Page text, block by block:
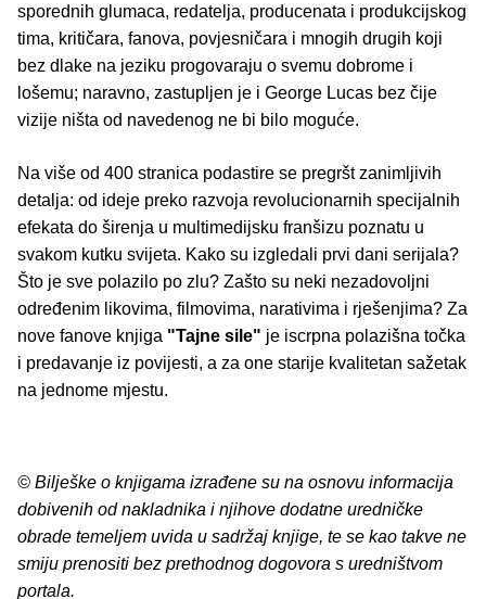
sporednih glumaca, redatelja, producenata i produkcijskog
tima, kritičara, fanova, povjesničara i mnogih drugih koji
bez dlake na jeziku progovaraju o svemu dobrome i
lošemu; naravno, zastupljen je i George Lucas bez čije
vizije ništa od navedenog ne bi bilo moguće.
Na više od 400 stranica podastire se pregršt zanimljivih
detalja: od ideje preko razvoja revolucionarnih specijalnih
efekata do širenja u multimedijsku franšizu poznatu u
svakom kutku svijeta. Kako su izgledali prvi dani serijala?
Što je sve polazilo po zlu? Zašto su neki nezadovoljni
određenim likovima, filmovima, narativima i rješenjima? Za
nove fanove knjiga "Tajne sile" je iscrpna polazišna točka
i predavanje iz povijesti, a za one starije kvalitetan sažetak
na jednome mjestu.
© Bilješke o knjigama izrađene su na osnovu informacija
dobivenih od nakladnika i njihove dodatne uredničke
obrade temeljem uvida u sadržaj knjige, te se kao takve ne
smiju prenositi bez prethodnog dogovora s uredništvom
portala.